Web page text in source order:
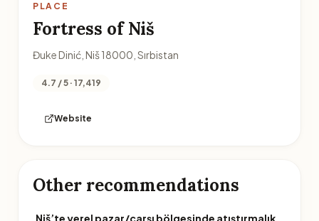
PLACE
Fortress of Niš
Đuke Dinić, Niš 18000, Sırbistan
4.7 / 5 · 17,419
Website
Other recommendations
Niš’te yerel pazar/çarşı bölgesinde atıştırmalık